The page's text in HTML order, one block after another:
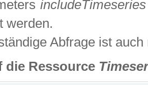
includeTimeseries
werden.
Abfrage ist auch
die Ressource